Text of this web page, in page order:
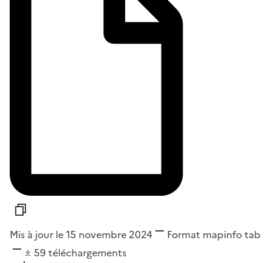
Mis à jour le 15 novembre 2024 Format mapinfo tab
59 téléchargements